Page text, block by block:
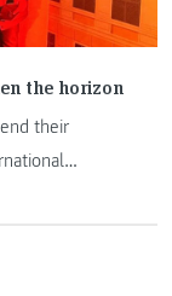
the horizon
their